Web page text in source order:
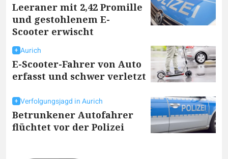
Leeraner mit 2,42 Promille
und gestohlenem E-
Scooter erwischt
Aurich
E-Scooter-Fahrer von Auto
erfasst und schwer verletzt
Verfolgungsjagd in Aurich
Betrunkener Autofahrer
flüchtet vor der Polizei